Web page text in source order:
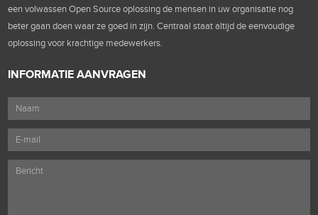
een volwassen Open Source oplossing de mensen in uw organisatie nog
beter gaan doen waar ze goed in zijn. Centraal staat altijd de eenvoudige
oplossing voor krachtige medewerkers.
INFORMATIE AANVRAGEN